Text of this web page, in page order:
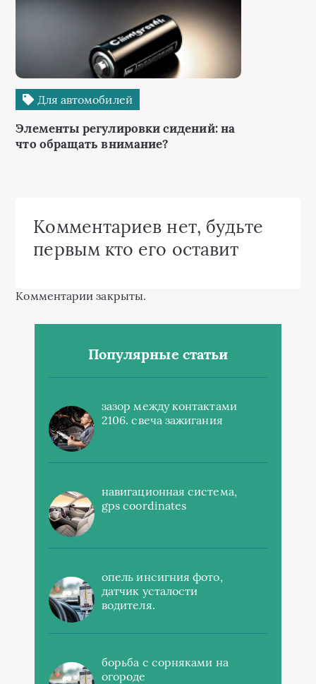
Для автомобилей
Элементы регулировки сидений: на
что обращать внимание?
Комментариев нет, будьте
первым кто его оставит
Комментарии закрыты.
Популярные статьи
зазор между контактами
2106. свеча зажигания
навигационная система,
gps coordinates
опель инсигния фото,
датчик усталости
водителя.
борьба с сорняками на
огороде